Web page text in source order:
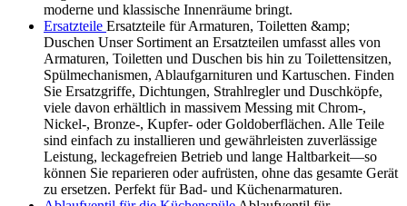
moderne und klassische Innenräume bringt.
Ersatzteile Ersatzteile für Armaturen, Toiletten &amp;
Duschen Unser Sortiment an Ersatzteilen umfasst alles von
Armaturen, Toiletten und Duschen bis hin zu Toilettensitzen,
Spülmechanismen, Ablaufgarnituren und Kartuschen. Finden
Sie Ersatzgriffe, Dichtungen, Strahlregler und Duschköpfe,
viele davon erhältlich in massivem Messing mit Chrom-,
Nickel-, Bronze-, Kupfer- oder Goldoberflächen. Alle Teile
sind einfach zu installieren und gewährleisten zuverlässige
Leistung, leckagefreien Betrieb und lange Haltbarkeit—so
können Sie reparieren oder aufrüsten, ohne das gesamte Gerät
zu ersetzen. Perfekt für Bad- und Küchenarmaturen.